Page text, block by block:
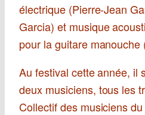
électrique (Pierre-Jean
Garcia) et musique
pour la guitare
Au festival cette année, il
deux musiciens, tous les
Collectif des musiciens